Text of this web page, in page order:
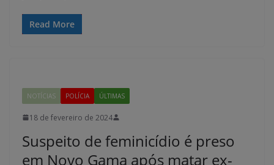
Read More
NOTÍCIAS POLÍCIA ÚLTIMAS
18 de fevereiro de 2024
Suspeito de feminicídio é preso
em Novo Gama após matar ex-